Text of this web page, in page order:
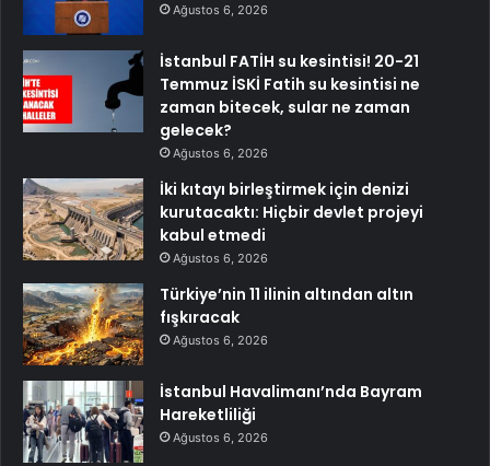
Ağustos 6, 2026
İstanbul FATİH su kesintisi! 20-21
Temmuz İSKİ Fatih su kesintisi ne
zaman bitecek, sular ne zaman
gelecek?
Ağustos 6, 2026
İki kıtayı birleştirmek için denizi
kurutacaktı: Hiçbir devlet projeyi
kabul etmedi
Ağustos 6, 2026
Türkiye’nin 11 ilinin altından altın
fışkıracak
Ağustos 6, 2026
İstanbul Havalimanı’nda Bayram
Hareketliliği
Ağustos 6, 2026